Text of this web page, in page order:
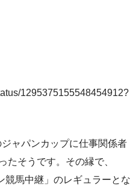
1295375155548454912?
ャパンカップに仕事関係者
たそうです。その縁で、
競馬中継」のレギュラーとな